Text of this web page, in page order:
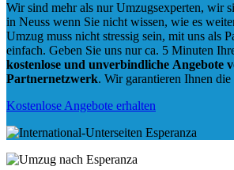
Wir sind mehr als nur Umzugsexperten, wir
in Neuss wenn Sie nicht wissen, wie es
Umzug muss nicht stressig sein, mit uns als
einfach. Geben Sie uns nur ca. 5 Minuten
kostenlose und unverbindliche Angebote
Partnernetzwerk. Wir garantieren Ihnen die
Kostenlose Angebote erhalten